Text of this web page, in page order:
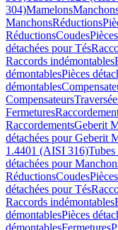
304)Mamelons
ManchonsRéductions
RéductionsCoudes
détachées pour Tés
Raccords indémontables
démontablesPièces
démontables
Compensateurs
Fermetures
RaccordementsGeberit
détachées pour Geberit
1.4401 (AISI 316)
détachées pour
RéductionsCoudes
détachées pour Tés
Raccords indémontables
démontablesPièces
démontablesFermetures